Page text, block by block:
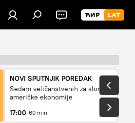
NOVI SPUTNJIK POREDAK
Sedam veličanstvenih za slom
američke ekonomije
17:00 60 min